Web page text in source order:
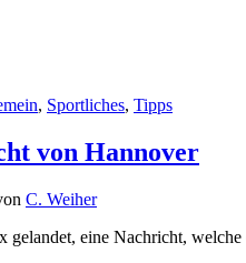
, Sportliches, Tipps
von Hannover
C. Weiher
eine Nachricht,